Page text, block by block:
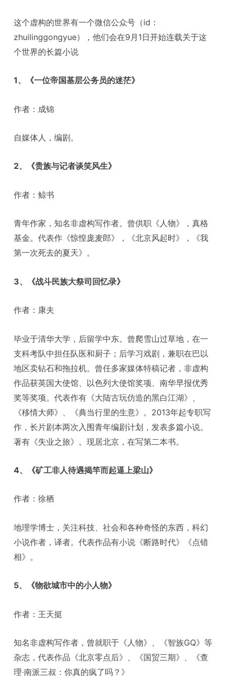
这个虚构的世界有一个微信公众号（id：
zhuilinggongyue），他们会在9月1日开始连载关于这
个世界的长篇小说
1、《一位帝国基层公务员的迷茫》
作者：成锦
自媒体人，编剧。
2、《贵族与记者谈笑风生》
作者：鲸书
青年作家，知名非虚构写作者。曾供职《人物》，真格
基金。代表作《惊惶庞麦郎》，《北京风起时》，《我
第一次死去的夏天》。
3、《战斗民族大祭司回忆录》
作者：康夫
毕业于清华大学，后留学中东。曾爬雪山过草地，在一
支科考队中担任队医和厨子；后学习戏剧，兼职在巴以
地区卖钻石和拖拉机。曾任多家媒体特稿记者，非虚构
作品获英国大使馆、以色列大使馆奖项、南华早报优秀
奖等奖项。代表作有《大陆古玩仿造的黑白江湖》、
《移情大师》、《典当行里的生意》。2013年起专职写
作，长片剧本两次入围青年编剧计划，发表多篇小说。
著有《失业之旅》。现居北京，在写第二本书。
4、《矿工非人待遇揭竿而起逼上梁山》
作者：徐栖
地理学博士，关注科技、社会和各种奇怪的东西，科幻
小说作者，译者。代表作品有小说《断路时代》《点错
相》。
5、《物欲城市中的小人物》
作者：王天挺
知名非虚构写作者，曾就职于《人物》、《智族GQ》等
杂志，代表作品《北京零点后》、《国贸三期》、《查
理·南派三叔：你真的疯了吗？》